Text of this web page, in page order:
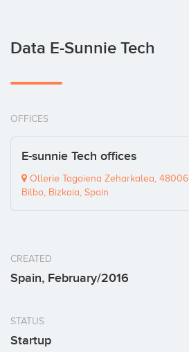
Data E-Sunnie Tech
OFFICES
E-sunnie Tech offices
Ollerie Tagoiena Zeharkalea, 48006
Bilbo, Bizkaia, Spain
CREATED
Spain, February/2016
STATUS
Startup